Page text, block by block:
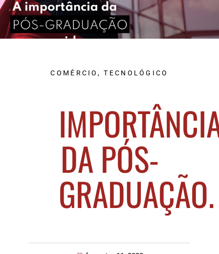
COMÉRCIO ,TECNOLÓGICO
DA PÓS-